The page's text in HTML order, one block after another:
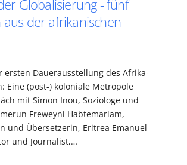
Globalisierung - fünf
aus der afrikanischen
ersten Dauerausstellung des Afrika-
Eine (post-) koloniale Metropole
mit Simon Inou, Soziologe und
Freweyni Habtemariam,
und Übersetzerin, Eritrea Emanuel
und Journalist,…